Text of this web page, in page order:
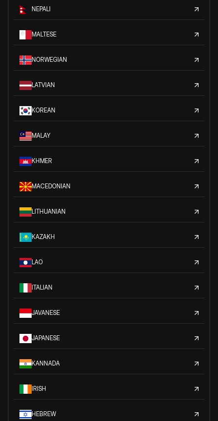
NEPALI
MALTESE
NORWEGIAN
LATVIAN
KOREAN
MALAY
KHMER
MACEDONIAN
LITHUANIAN
KAZAKH
LAO
ITALIAN
JAVANESE
JAPANESE
KANNADA
IRISH
HEBREW